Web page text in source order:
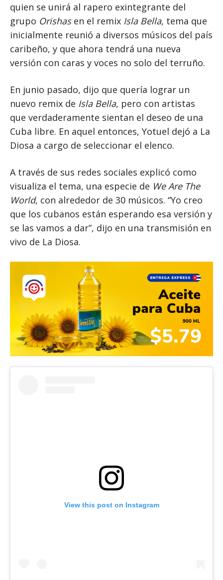
quien se unirá al rapero exintegrante del
grupo Orishasen el remix Isla Bella, tema que
inicialmente reunió a diversos músicos del país
caribeño, y que ahora tendrá una nueva
versión con caras y voces no solo del terruño.
En junio pasado, dijo que quería lograr un
nuevo remix de Isla Bella, pero con artistas
que verdaderamente sientan el deseo de una
Cuba libre. En aquel entonces, Yotuel dejó a La
Diosa a cargo de seleccionar el elenco.
A través de sus redes sociales explicó como
visualiza el tema, una especie de We Are The
World, con alrededor de 30 músicos. “Yo creo
que los cubanos están esperando esa versión y
se las vamos a dar”, dijo en una transmisión en
vivo de La Diosa.
View this post on Instagram